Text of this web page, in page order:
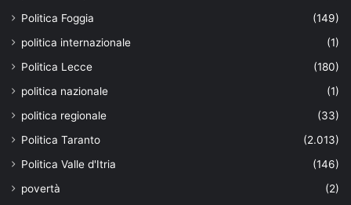
Politica Foggia
(149)
politica internazionale
(1)
Politica Lecce
(180)
politica nazionale
(1)
politica regionale
(33)
Politica Taranto
(2.013)
Politica Valle d'Itria
(146)
povertà
(2)